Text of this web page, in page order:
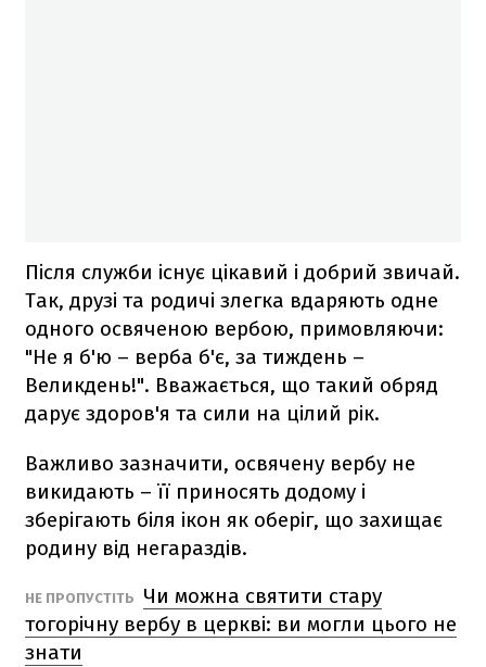
Після служби існує цікавий і добрий звичай.
Так, друзі та родичі злегка вдаряють одне
одного освяченою вербою, примовляючи:
"Не я б'ю – верба б'є, за тиждень –
Великдень!". Вважається, що такий обряд
дарує здоров'я та сили на цілий рік.
Важливо зазначити, освячену вербу не
викидають – її приносять додому і
зберігають біля ікон як оберіг, що захищає
родину від негараздів.
НЕ ПРОПУСТІТЬ
Чи можна святити стару
тогорічну вербу в церкві: ви могли цього не
знати